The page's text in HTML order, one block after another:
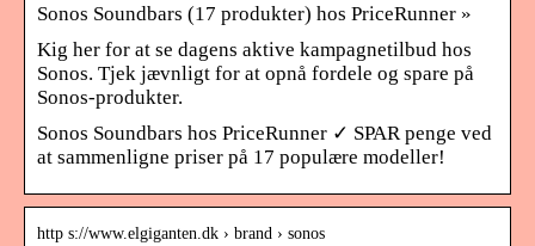
Sonos Soundbars (17 produkter) hos PriceRunner »
Kig her for at se dagens aktive kampagnetilbud hos
Sonos. Tjek jævnligt for at opnå fordele og spare på
Sonos-produkter.
Sonos Soundbars hos PriceRunner ✓ SPAR penge ved
at sammenligne priser på 17 populære modeller!
http s://www.elgiganten.dk › brand › sonos